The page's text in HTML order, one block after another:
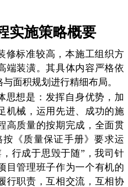
实施策略概要
修标准较高，本施工组织方
端装潢。其具体内容严格依
面积规划进行精细布局。
思想是：发挥自身优势，加
机械，运用先进、成功的施
高质量的按期完成，全面贯
按《质量保证手册》要求运
行成于思毁于随”，我司针
目管理班子作为一个有机的
行职责，互相交流，互相协